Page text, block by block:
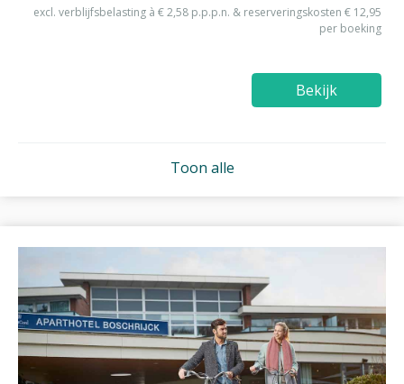
excl. verblijfsbelasting à € 2,58 p.p.p.n. & reserveringskosten € 12,95
per boeking
Bekijk
Toon alle